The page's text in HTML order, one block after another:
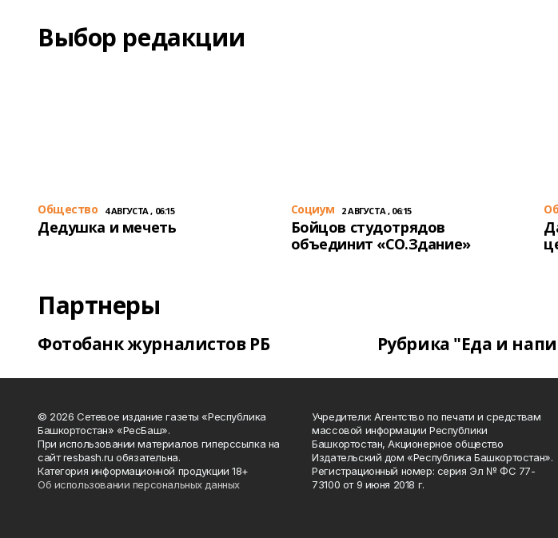
Выбор редакции
Общество 4 АВГУСТА , 06:15
Дедушка и мечеть
Cоциум 2 АВГУСТА , 06:15
Бойцов студотрядов
объединит «СО.Здание»
Партнеры
Фотобанк журналистов РБ Рубрика "Еда и
© 2026 Сетевое издание газеты «Республика
Башкортостан» «РесБаш».
При использовании материалов гиперссылка на
сайт resbash.ru обязательна.
Категория информационной продукции 18+
Об использовании персональных данных
Учредители: Агентство по печати и средствам
массовой информации Республики
Башкортостан, Акционерное общество
Издательский дом «Республика Башкортостан».
Регистрационный номер: серия Эл № ФС 77-
73100 от 9 июня 2018 г.